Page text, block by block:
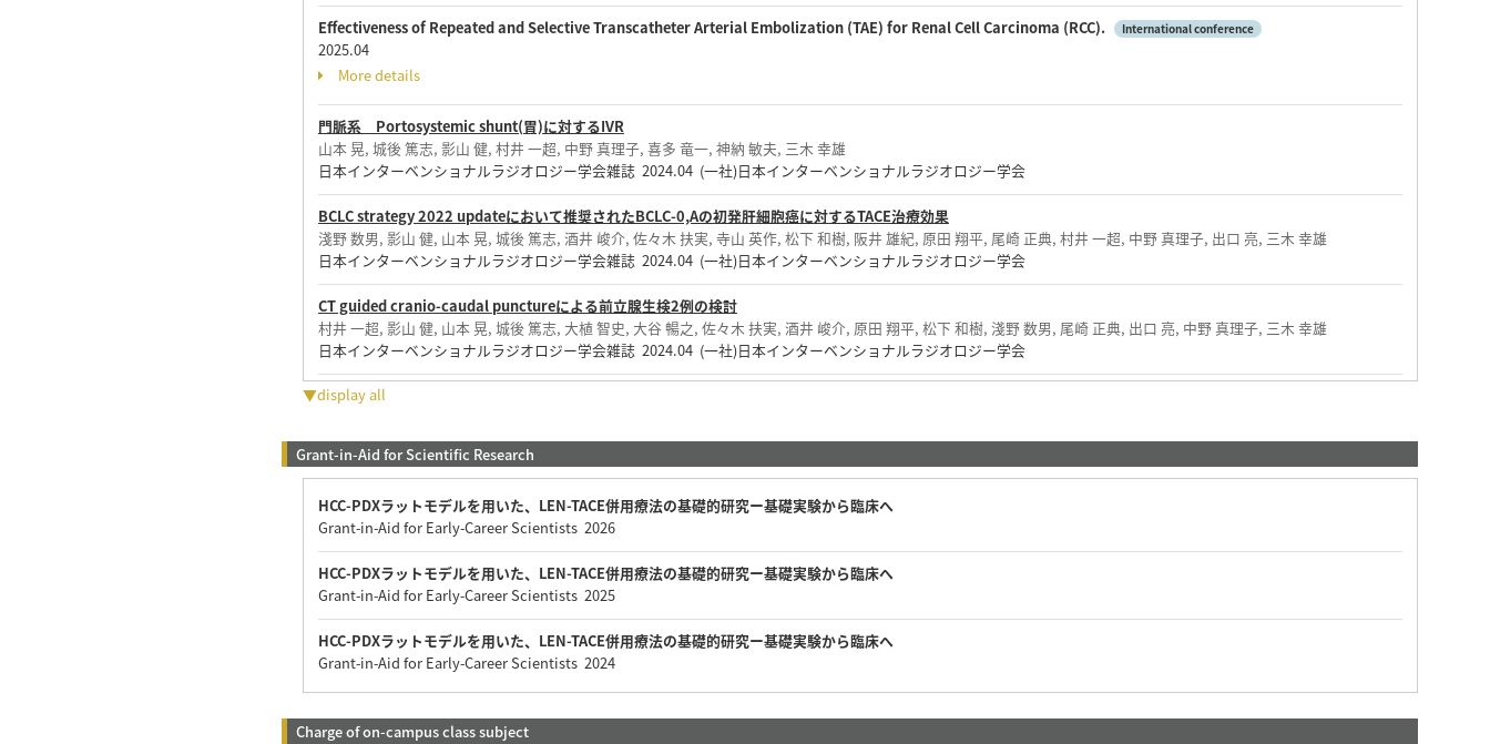
Effectiveness of Repeated and Selective Transcatheter Arterial Embolization (TAE) for Renal Cell Carcinoma (RCC). International conference
2025.04
More details
門脈系 Portosystemic shunt(胃)に対するIVR
山本 晃, 城後 篤志, 影山 健, 村井 一超, 中野 真理子, 喜多 竜一, 神納 敏夫, 三木 幸雄
日本インターベンショナルラジオロジー学会雑誌 2024.04 (一社)日本インターベンショナルラジオロジー学会
BCLC strategy 2022 updateにおいて推奨されたBCLC-0,Aの初発肝細胞癌に対するTACE治療効果
淺野 数男, 影山 健, 山本 晃, 城後 篤志, 酒井 峻介, 佐々木 扶実, 寺山 英作, 松下 和樹, 阪井 雄紀, 原田 翔平, 尾崎 正典, 村井 一超, 中野 真理子, 出口 亮, 三木 幸雄
日本インターベンショナルラジオロジー学会雑誌 2024.04 (一社)日本インターベンショナルラジオロジー学会
CT guided cranio-caudal punctureによる前立腺生検2例の検討
村井 一超, 影山 健, 山本 晃, 城後 篤志, 大植 智史, 大谷 暢之, 佐々木 扶実, 酒井 峻介, 原田 翔平, 松下 和樹, 淺野 数男, 尾崎 正典, 出口 亮, 中野 真理子, 三木 幸雄
日本インターベンショナルラジオロジー学会雑誌 2024.04 (一社)日本インターベンショナルラジオロジー学会
▼display all
Grant-in-Aid for Scientific Research
HCC-PDXラットモデルを用いた、LEN-TACE併用療法の基礎的研究ー基礎実験から臨床へ
Grant-in-Aid for Early-Career Scientists 2026
HCC-PDXラットモデルを用いた、LEN-TACE併用療法の基礎的研究ー基礎実験から臨床へ
Grant-in-Aid for Early-Career Scientists 2025
HCC-PDXラットモデルを用いた、LEN-TACE併用療法の基礎的研究ー基礎実験から臨床へ
Grant-in-Aid for Early-Career Scientists 2024
Charge of on-campus class subject